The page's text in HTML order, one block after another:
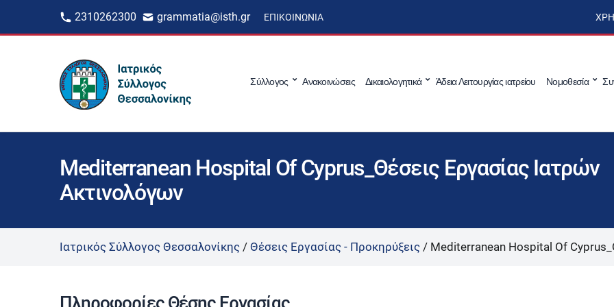
2310262300 grammatia@isth.gr ΕΠΙΚΟΙΝΩΝΊΑ
Σύλλογος Ανακοινώσεις Δικαιολογητικά Άδεια Λειτουργίας ιατρείου Νομοθεσία
Mediterranean Hospital Of Cyprus_Θέσεις Εργασίας Ιατρών
Ακτινολόγων
Ιατρικός Σύλλογος Θεσσαλονίκης / Θέσεις Εργασίας - Προκηρύξεις / Mediterranean Hospital Of
Πληροφορίες Θέσης Εργασίας